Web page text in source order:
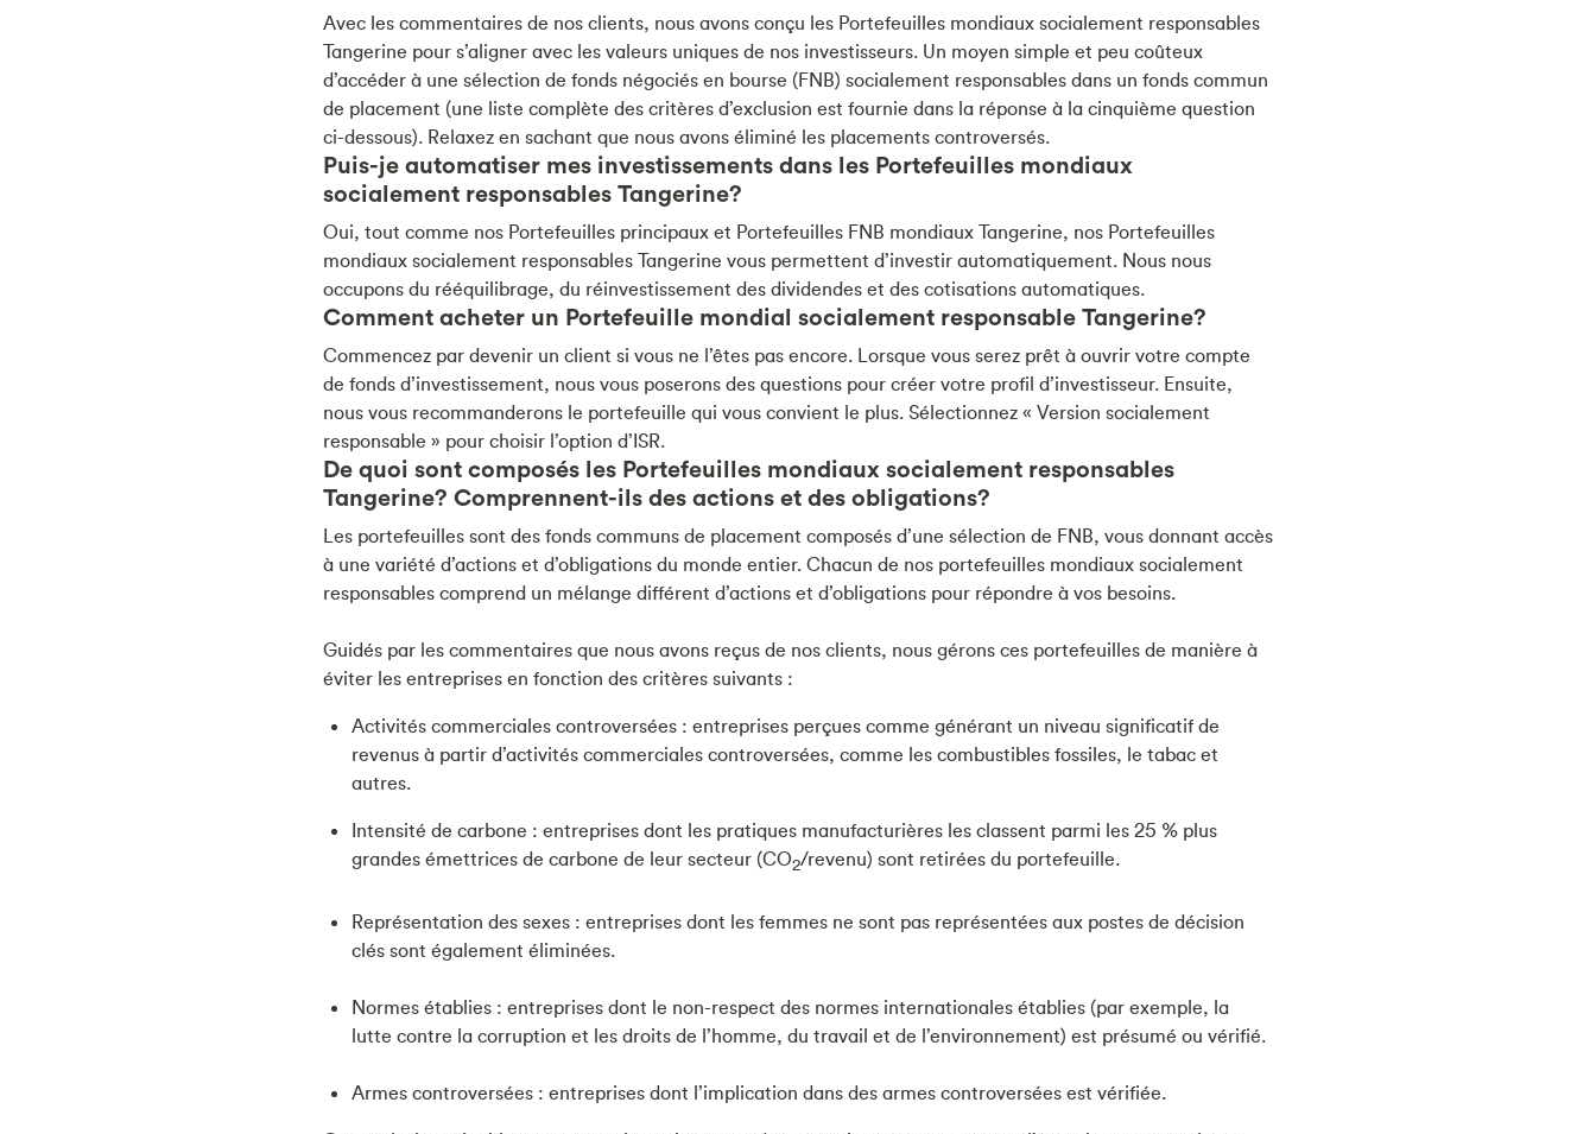
Avec les commentaires de nos clients, nous avons conçu les Portefeuilles mondiaux socialement responsables
Tangerine pour s’aligner avec les valeurs uniques de nos investisseurs. Un moyen simple et peu coûteux
d’accéder à une sélection de fonds négociés en bourse (FNB) socialement responsables dans un fonds commun
de placement (une liste complète des critères d’exclusion est fournie dans la réponse à la cinquième question
ci-dessous). Relaxez en sachant que nous avons éliminé les placements controversés.
Puis-je automatiser mes investissements dans les Portefeuilles mondiaux
socialement responsables Tangerine?
Oui, tout comme nos Portefeuilles principaux et Portefeuilles FNB mondiaux Tangerine, nos Portefeuilles
mondiaux socialement responsables Tangerine vous permettent d’investir automatiquement. Nous nous
occupons du rééquilibrage, du réinvestissement des dividendes et des cotisations automatiques.
Comment acheter un Portefeuille mondial socialement responsable Tangerine?
Commencez par devenir un client si vous ne l’êtes pas encore. Lorsque vous serez prêt à ouvrir votre compte
de fonds d’investissement, nous vous poserons des questions pour créer votre profil d’investisseur. Ensuite,
nous vous recommanderons le portefeuille qui vous convient le plus. Sélectionnez « Version socialement
responsable » pour choisir l’option d’ISR.
De quoi sont composés les Portefeuilles mondiaux socialement responsables
Tangerine? Comprennent-ils des actions et des obligations?
Les portefeuilles sont des fonds communs de placement composés d’une sélection de FNB, vous donnant accès
à une variété d’actions et d’obligations du monde entier. Chacun de nos portefeuilles mondiaux socialement
responsables comprend un mélange différent d’actions et d’obligations pour répondre à vos besoins.
Guidés par les commentaires que nous avons reçus de nos clients, nous gérons ces portefeuilles de manière à
éviter les entreprises en fonction des critères suivants :
Activités commerciales controversées : entreprises perçues comme générant un niveau significatif de
revenus à partir d’activités commerciales controversées, comme les combustibles fossiles, le tabac et
autres.
Intensité de carbone : entreprises dont les pratiques manufacturières les classent parmi les 25 % plus
grandes émettrices de carbone de leur secteur (CO2/revenu) sont retirées du portefeuille.
Représentation des sexes : entreprises dont les femmes ne sont pas représentées aux postes de décision
clés sont également éliminées.
Normes établies : entreprises dont le non-respect des normes internationales établies (par exemple, la
lutte contre la corruption et les droits de l’homme, du travail et de l’environnement) est présumé ou vérifié.
Armes controversées : entreprises dont l’implication dans des armes controversées est vérifiée.